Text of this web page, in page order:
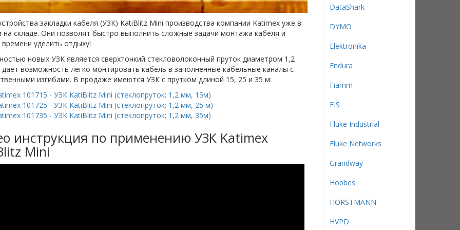
закладки кабеля (УЗК) KatiBlitz Mini производства компании Katimex уже в
на складе. Они позволят быстро выполнить сложные задачи монтажа кабеля и
уделить отдыху!
новых УЗК является сверхтонкий стекловолоконный пруток диаметром 1,2
возможность легко монтировать кабель в заполненные кабельные каналы с
изгибами. В продаже имеются УЗК с прутком длиной 15, 25 и 35 м:
101715 - УЗК KatiBlitz Mini (стеклопруток; 1,2 мм, 15м)
101725 - УЗК KatiBlitz Mini (стеклопруток; 1,2 мм, 25 м)
101735 - УЗК KatiBlitz Mini (стеклопруток; 1,2 мм, 35м)
инструкция по применению УЗК Katimex
Mini
DataShark
DYMO
Elektronika
Endura
Fiamm
FIS
Fluke Industrial
Fluke Networks
Grandway
Hobbes
HORSTMANN
HVPD